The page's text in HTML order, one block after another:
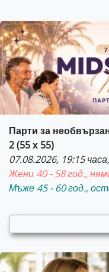
Парти за
2 (55 х 55)
07.08.2026, 19:15
Жени 40 - 58 год.,
Мъже 45 - 60 год.,